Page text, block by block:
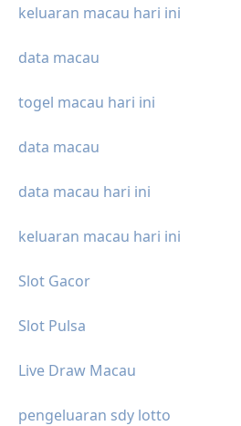
keluaran macau hari ini
data macau
togel macau hari ini
data macau
data macau hari ini
keluaran macau hari ini
Slot Gacor
Slot Pulsa
Live Draw Macau
pengeluaran sdy lotto